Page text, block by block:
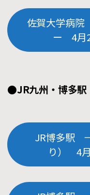
佐賀大学病
ー 4月
●JR九州・博多
JR博多駅
り） 4